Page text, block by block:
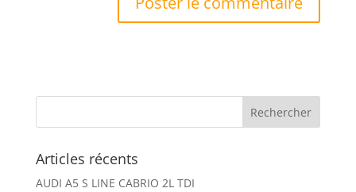
Articles récents
AUDI A5 S LINE CABRIO 2L TDI